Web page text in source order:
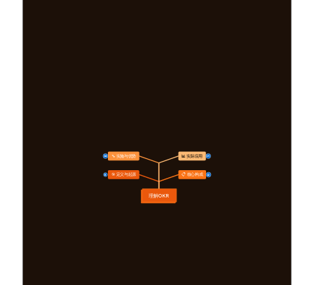
🎯 定义与起源
8 📋 核心构成 12
🔧 实施与优势
14 📊 实际应用 15
理解OKR